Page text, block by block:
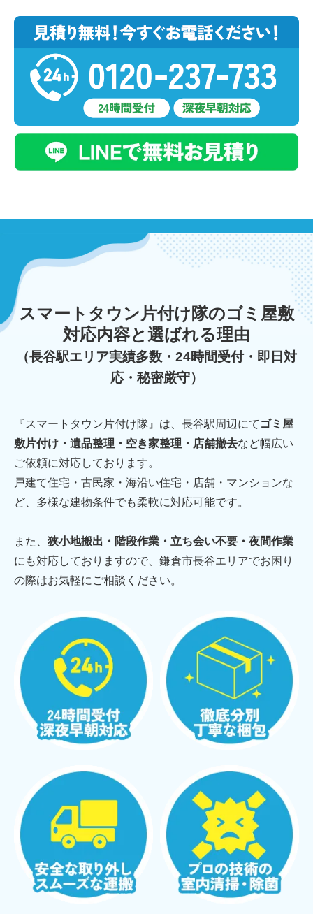
スマートタウン片付け隊のゴミ屋敷
対応内容と選ばれる理由
（長谷駅エリア実績多数・24時間受付・即日対
応・秘密厳守）
『スマートタウン片付け隊』は、長谷駅周辺にて ゴミ屋
敷片付け・遺品整理・空き家整理・店舗撤去など幅広い
ご依頼に対応しております。
戸建て住宅・古民家・海沿い住宅・店舗・マンションな
ど、多様な建物条件でも柔軟に対応可能です。
また、 狭小地搬出・階段作業・立ち会い不要・夜間作業
にも対応しておりますので、鎌倉市長谷エリアでお困り
の際はお気軽にご相談ください。